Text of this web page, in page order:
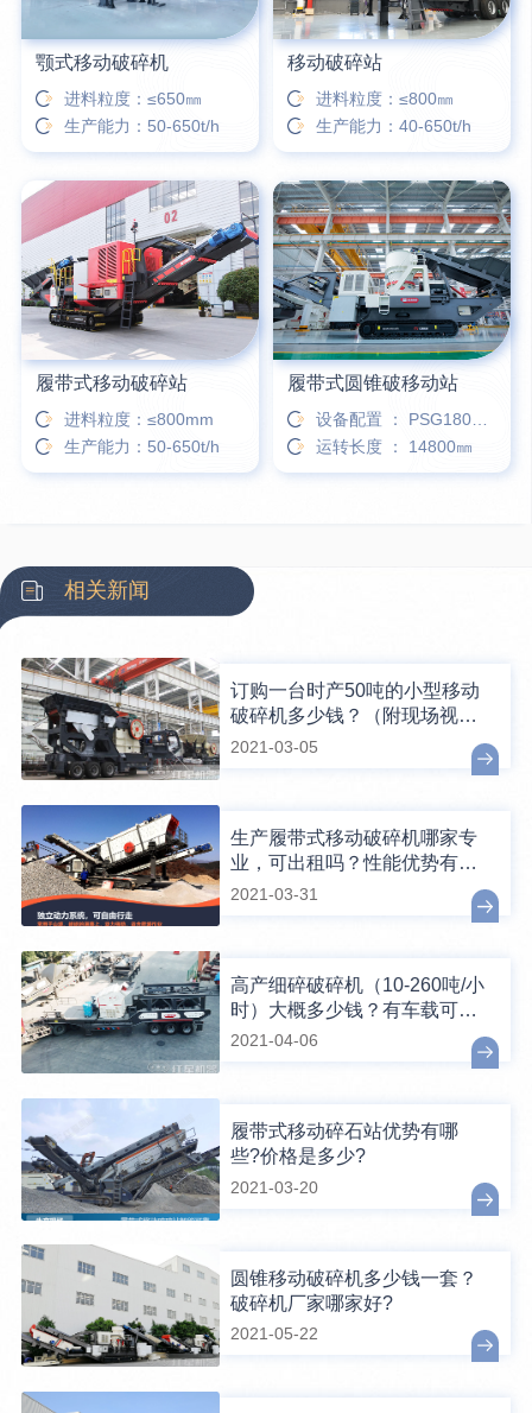
颚式移动破碎机
进料粒度：≤650㎜
生产能力：50-650t/h
移动破碎站
进料粒度：≤800㎜
生产能力：40-650t/h
履带式移动破碎站
进料粒度：≤800mm
生产能力：50-650t/h
履带式圆锥破移动站
设备配置 ： PSG180、HP300
运转长度 ： 14800㎜
相关新闻
订购一台时产50吨的小型移动
破碎机多少钱？（附现场视
频）
2021-03-05
生产履带式移动破碎机哪家专
业，可出租吗？性能优势有哪
些？
2021-03-31
高产细碎破碎机（10-260吨/小
时）大概多少钱？有车载可移
动的吗？
2021-04-06
履带式移动碎石站优势有哪
些?价格是多少?
2021-03-20
圆锥移动破碎机多少钱一套？
破碎机厂家哪家好?
2021-05-22